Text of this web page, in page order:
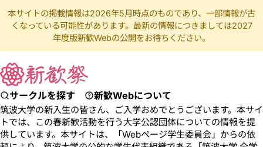
本サイトの掲載情報は2026年5月時点のものであり、一部情報が古
くなっている可能性があります。最新の情報につきましては2027
年度版新歓Webの公開をお待ちください。
サークルを探す 新歓Webについて
筑波大学の新入生の皆さん、ご入学おめでとうございます。本サイ
トでは、この春新歓活動を行う大学公認団体についての情報を提
供しています。本サイトは、「Webページ学生委員会」からの依